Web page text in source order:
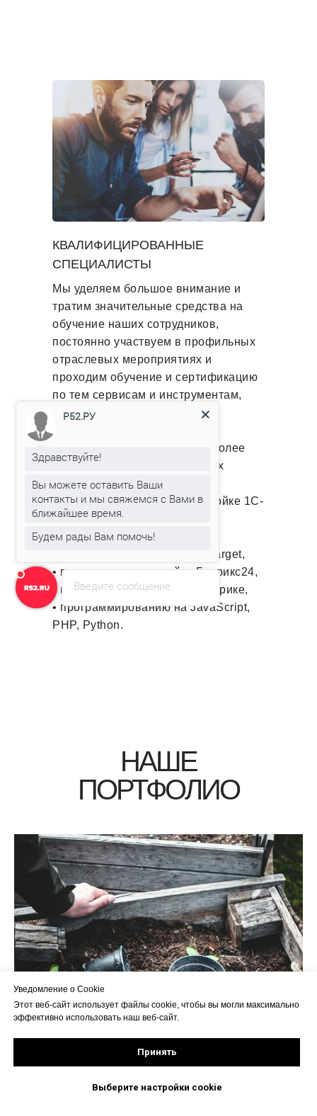
Уведомление о Cookie
Этот веб-сайт использует файлы cookie, чтобы вы могли максимально
эффективно использовать наш веб-сайт.
Принять
Выберите настройки cookie
КВАЛИФИЦИРОВАННЫЕ
СПЕЦИАЛИСТЫ
Мы уделяем большое внимание и
тратим значительные средства на
обучение наших сотрудников,
постоянно участвуем в профильных
отраслевых мероприятиях и
проходим обучение и сертификацию
по тем сервисам и инструментам,
которые используем.
В офисе компании трудятся более
тридцати квалифицированных
специалистов по:
• программированию и настройке 1С-
Битрикс,
• контексту в Яндекс.Директ,
• таргетингу ВКонтакте и MyTarget,
• внедрению и настройке Битрикс24,
• веб-аналитике в Яндекс.Метрике,
• программированию на JavaScript,
PHP, Python.
НАШЕ
ПОРТФОЛИО
Введите сообщение
Р52.РУ
Здравствуйте!
Вы можете оставить Ваши
контакты и мы свяжемся с Вами в
ближайшее время.
Будем рады Вам помочь!